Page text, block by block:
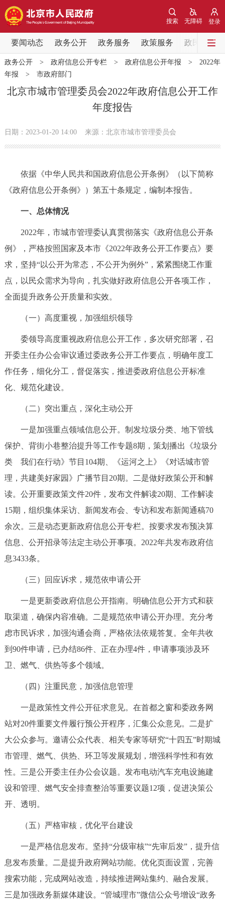
登录
无障碍
搜索
要闻动态 政务公开 政务服务 政策服务 政民互动
要闻动态
党中央精神 国务院信息 中央部委动态
北京要闻 会议信息 部门动态
市领导 机构职能 政策服务
政策兑现
决策公开 专题公开
政务服务
便民服务 利企服务
阳光政务
政民互动
参与调查 在线访谈 图说互动
北京概况 十六区概览 人文北京
绿色北京 图说北京 视频北京
ENGLISH
ESPAÑOL العربية PORTUGUÊS
ITALIANO
政务公开> 政府信息公开专栏> 政府信息公开年报 > 2022年
年报 > 市政府部门
北京市城市管理委员会2022年政府信息公开工作
年度报告
日期：2023-01-20 14:00 来源：北京市城市管理委员会
依据《中华人民共和国政府信息公开条例》（以下简称
《政府信息公开条例》）第五十条规定，编制本报告。
一、总体情况
2022年，市城市管理委认真贯彻落实《政府信息公开条
例》，严格按照国家及本市《2022年政务公开工作要点》要
求，坚持“以公开为常态，不公开为例外”，紧紧围绕工作重
点，以民众需求为导向，扎实做好政府信息公开各项工作，
全面提升政务公开质量和实效。
（一）高度重视，加强组织领导
委领导高度重视政府信息公开工作，多次研究部署，召
开委主任办公会审议通过委政务公开工作要点，明确年度工
作任务，细化分工，督促落实，推进委政府信息公开标准
化、规范化建设。
（二）突出重点，深化主动公开
一是加强重点领域信息公开。制发垃圾分类、地下管线
保护、背街小巷整治提升等工作专题8期，策划播出《垃圾分
类 我们在行动》节目104期、《运河之上》《对话城市管
理，共建美好家园》广播节目20期。二是做好政策公开和解
读。公开重要政策文件20件，发布文件解读20期、工作解读
15期，组织集体采访、新闻发布会、专访和发布新闻通稿70
余次。三是动态更新政府信息公开专栏。按要求发布预决算
信息、公开招录等法定主动公开事项。2022年共发布政府信
息3433条。
（三）回应诉求，规范依申请公开
一是更新委政府信息公开指南。明确信息公开方式和获
取渠道，确保内容准确。二是规范依申请公开办理。充分考
虑市民诉求，加强沟通会商，严格依法依规答复。全年共收
到90件申请，已办结86件、正在办理4件，申请事项涉及环
卫、燃气、供热等多个领域。
（四）注重民意，加强信息管理
一是政策性文件公开征求意见。在首都之窗和委政务网
站对20件重要文件履行预公开程序，汇集公众意见。二是扩
大公众参与。邀请公众代表、相关专家等研究“十四五”时期城
市管理、燃气、供热、环卫等发展规划，增强科学性和有效
性。三是公开委主任办公会议题。发布电动汽车充电设施建
设和管理、燃气安全排查整治等重要议题12项，促进决策公
开、透明。
（五）严格审核，优化平台建设
一是严格信息发布。坚持“分级审核”“先审后发”，提升信
息发布质量。二是提升政府网站功能。优化页面设置，完善
搜索功能，完成网站改造，持续推进网站集约、融合发展。
三是加强政务新媒体建设。“管城理市”微信公众号增设“政务